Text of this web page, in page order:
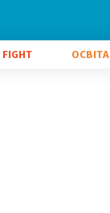
FIGHT ОСВІТА